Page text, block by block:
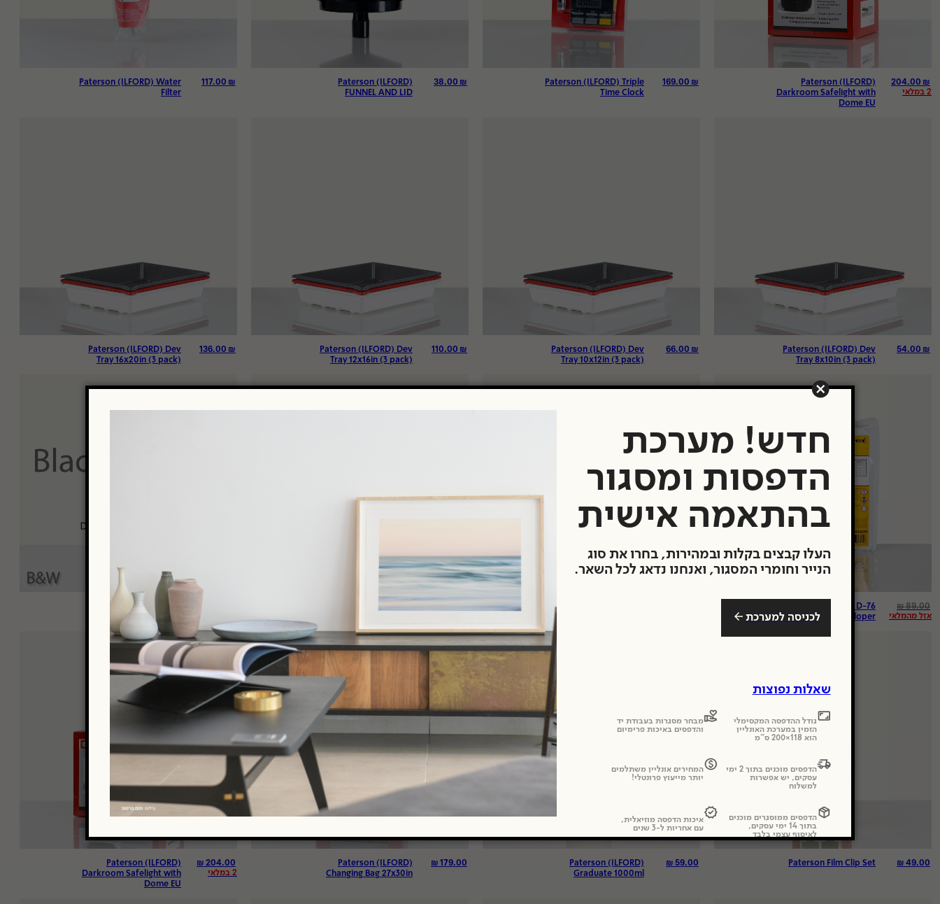
Paterson (ILFORD)
Darkroom Safelight with
Dome EU
204.00 ₪
2 במלאי
Paterson (ILFORD) Triple
Time Clock
169.00 ₪
Paterson (ILFORD)
FUNNEL AND LID
38.00 ₪
Paterson (ILFORD) Water
Filter
117.00 ₪
Paterson (ILFORD) Dev
Tray 8x10in (3 pack)
54.00 ₪
Paterson (ILFORD) Dev
Tray 10x12in (3 pack)
66.00 ₪
Paterson (ILFORD) Dev
Tray 12x16in (3 pack)
110.00 ₪
Paterson (ILFORD) Dev
Tray 16x20in (3 pack)
136.00 ₪
Kodak Professional D-76
Developer
₪89.00
אזל מהמלאי
Develop & Scan Card –
Develop & Scan Card –
₪1,400.00
Develop & Scan Card –
B&W Strd Res (jpg)
Paterson Film Clip Set ₪ 49.00
Paterson (ILFORD)
Graduate 1000ml
₪ 59.00
Paterson (ILFORD)
Changing Bag 27x30in
₪ 179.00
Paterson (ILFORD)
Darkroom Safelight with
Dome EU
₪ 204.00
2 במלאי
תעודת מקוריות
מבצעים
חדש! מערכת
הדפסות ומסגור
בהתאמה אישית
העלו קבצים בקלות ובמהירות, בחרו את סוג
הנייר וחומרי המסגור, ואנחנו נדאג לכל השאר.
לכניסה למערכת
שאלות נפוצות
גודל ההדפסה המקסימלי
הזמין במערכת האונליין
הוא 118×200 ס"מ
מבחר מסגרות בעבודת יד
והדפסים באיכות פרימיום
הדפסים מוכנים בתוך 2 ימי
עסקים, יש אפשרות
למשלוח
המחירים אונליין משתלמים
יותר מייעוץ פרונטלי!
הדפסים ממוסגרים מוכנים
בתוך 14 ימי עסקים,
לאיסוף עצמי בלבד
איכות הדפסה מוזיאלית,
עם אחריות ל-3 שנים